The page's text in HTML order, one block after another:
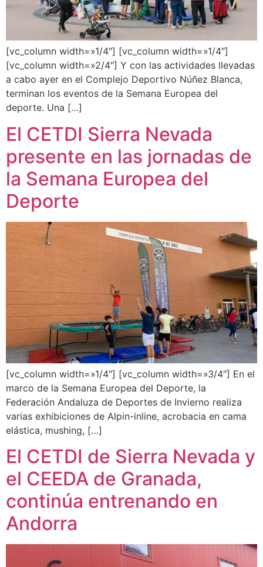
[vc_column width=»1/4″] [vc_column width=»1/4″]
[vc_column width=»2/4″] Y con las actividades llevadas
a cabo ayer en el Complejo Deportivo Núñez Blanca,
terminan los eventos de la Semana Europea del
deporte. Una […]
El CETDI Sierra Nevada
presente en las jornadas de
la Semana Europea del
Deporte
[vc_column width=»1/4″] [vc_column width=»3/4″] En el
marco de la Semana Europea del Deporte, la
Federación Andaluza de Deportes de Invierno realiza
varias exhibiciones de Alpin-inline, acrobacia en cama
elástica, mushing, […]
El CETDI de Sierra Nevada y
el CEEDA de Granada,
continúa entrenando en
Andorra